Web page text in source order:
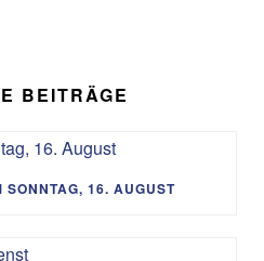
BEITRÄGE
SONNTAG, 16. AUGUST